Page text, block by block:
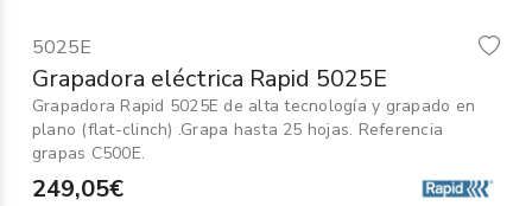
Servicios generales
Seguridad ›
Material Escolar
5025E
Grapadora eléctrica Rapid 5025E
Grapadora Rapid 5025E de alta tecnología y grapado en
plano (flat-clinch) .Grapa hasta 25 hojas. Referencia
grapas C500E.
249,05€